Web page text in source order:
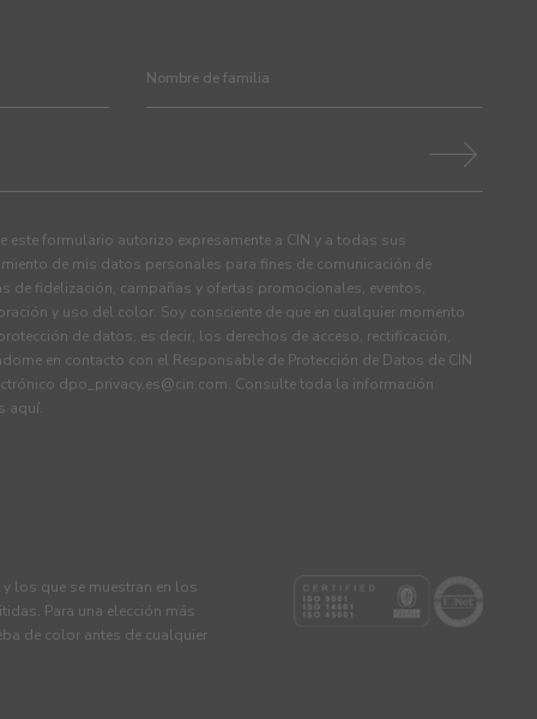
este formulario autorizo expresamente a CIN y a todas sus
de mis datos personales para fines de comunicación de
de fidelización, campañas y ofertas promocionales, eventos,
y uso del color. Soy consciente de que en cualquier momento
de datos, es decir, los derechos de acceso, rectificación,
en contacto con el Responsable de Protección de Datos de CIN
dpo_privacy.es@cin.com. Consulte toda la información
aquí.
los que se muestran en los
Para una elección más
de color antes de cualquier